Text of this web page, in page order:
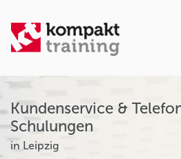
Kundenservice &
Schulungen
in Leipzig